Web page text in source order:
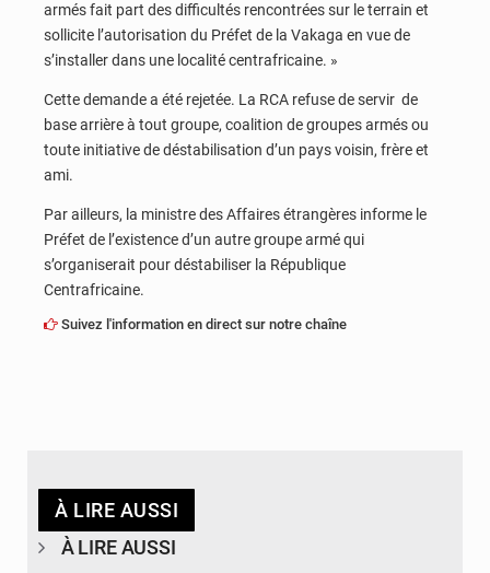
armés fait part des difficultés rencontrées sur le terrain et
sollicite l’autorisation du Préfet de la Vakaga en vue de
s’installer dans une localité centrafricaine. »
Cette demande a été rejetée. La RCA refuse de servir de
base arrière à tout groupe, coalition de groupes armés ou
toute initiative de déstabilisation d’un pays voisin, frère et
ami.
Par ailleurs, la ministre des Affaires étrangères informe le
Préfet de l’existence d’un autre groupe armé qui
s’organiserait pour déstabiliser la République
Centrafricaine.
Suivez l'information en direct sur notre chaîne
À LIRE AUSSI
À LIRE AUSSI